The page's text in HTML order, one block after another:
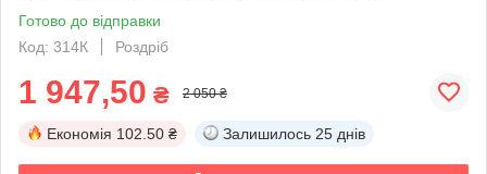
Готово до відправки
Код: 314К
Роздріб
1 947,50 ₴ 2 050 ₴
Економія 102.50 ₴ Залишилось 25 днів